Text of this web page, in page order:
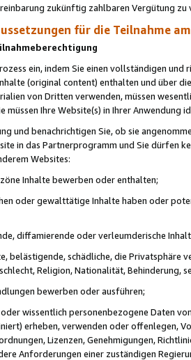
zukünftig zahlbaren Vergütung zu
für die Teilnahme
ein, indem Sie einen vollständigen
(original content) enthalten und über
von Dritten verwenden, müssen
müssen Ihre Website(s) in Ihrer Anwendung
und benachrichtigen Sie, ob sie
in das Partnerprogramm und Sie dürfen
Websites:
Inhalte bewerben oder enthalten;
oder gewalttätige Inhalte haben oder
diffamierende oder verleumderische
belästigende, schädliche, die Privatsphäre
Religion, Nationalität, Behinderung,
bewerben oder ausführen;
wissentlich personenbezogene Daten
erheben, verwenden oder offenlegen,
Lizenzen, Genehmigungen,
Anforderungen einer zuständigen